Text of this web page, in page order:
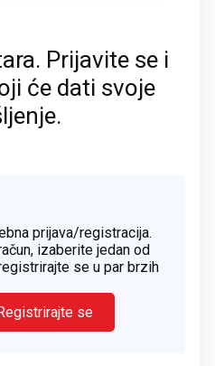
Prijavite se i
će dati svoje
prijava/registracija.
izaberite jedan od
se u par brzih
se